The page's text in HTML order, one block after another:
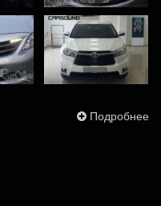
Подробнее